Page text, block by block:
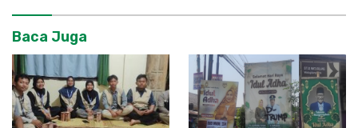
Baca Juga